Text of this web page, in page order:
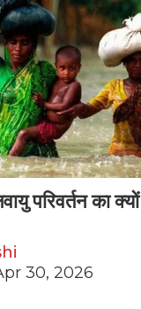
परिवर्तन का
30, 2026